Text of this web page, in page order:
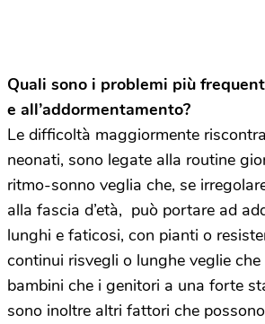
Quali sono i problemi più
e all’addormentamento?
Le difficoltà maggiormente
neonati, sono legate alla routine
ritmo-sonno veglia che, se
alla fascia d’età, può portare ad
lunghi e faticosi, con pianti o
continui risvegli o lunghe veglie
bambini che i genitori a una forte
sono inoltre altri fattori che